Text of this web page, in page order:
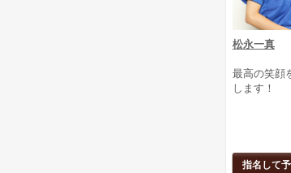
松永一真
最高の笑顔
します！
指名して